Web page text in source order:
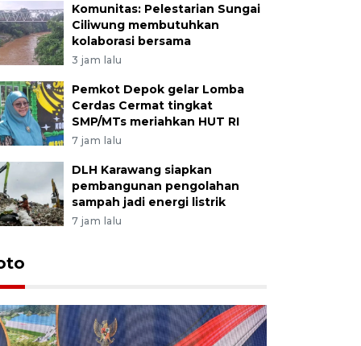
Komunitas: Pelestarian Sungai
Ciliwung membutuhkan
kolaborasi bersama
3 jam lalu
Pemkot Depok gelar Lomba
Cerdas Cermat tingkat
SMP/MTs meriahkan HUT RI
7 jam lalu
DLH Karawang siapkan
pembangunan pengolahan
sampah jadi energi listrik
7 jam lalu